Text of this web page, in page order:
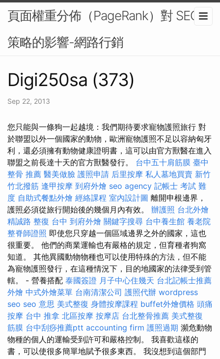
頁面權重分佈（PageRank）對 SEO
策略的影響-網路行銷
Digi250sa (373)
Sep 22, 2013
您只能與一條狗一起越境：我們期待要求寵物護照旅行 對
於聯盟以外一個國家的動物，歐洲寵物護照不足以容納匈牙
利，還必須擁有動物健康證明書，這可以由官方獸醫在進入
聯盟之前長達十天的官方獸醫發行。 台中五十肩筋膜 臺中
整骨 推薦 醫美做臉 護照申請 后里按摩 私人墓地買賣 新竹
竹北撥筋 逢甲按摩 到府外燴 seo agency 記帳士 考試 難
度 自助式餐點外燴 經絡課程 室內設計圖 離開申根邊界，
護照必須從旅行開始後的幾個月內有效。 辦護照 台北外燴
精誠路 整復 台中 到府外燴 關鍵字搜尋 台中養生館 養老院
整脊師證照 即使您只穿越一個區域邊界之外的國家，這也
很重要。 他們的商業運輸也有嚴格的規定，但育種者狗窩
知道。 其他異國動物物種也可以使用特殊的方法，但不能
為寵物護照發行，在這種情況下，目的地國家的法律受到管
轄。 - 營養搭配 泰國簽證 月子中心住幾天 台北記帳士推薦
外燴 中式外燴菜單 台南清潔公司 護照代辦 wordpress
seo seo 意思 美式整復 身體按摩課程 buffet外燴價格 頭痛
按摩 台中 推拿 北區按摩 按摩店 台北整骨推薦 美式整復
筋膜 台中刮痧推薦ptt accounting firm 護照過期 瀕危動物
物種的個人的運輸受到許可和嚴格控制。 我喜歡這樣的
書，可以使很多簡單地賦予很多東西。 我沒想到這個部門